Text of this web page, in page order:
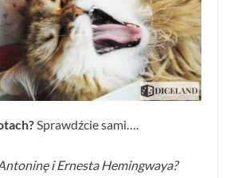
Sprawdźcie sami….
i Ernesta Hemingwaya?